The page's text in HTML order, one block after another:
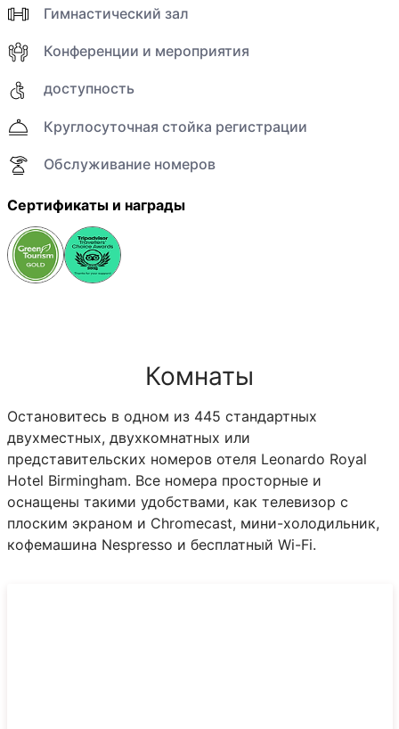
Гимнастический зал
Конференции и мероприятия
доступность
Круглосуточная стойка регистрации
Обслуживание номеров
Сертификаты и награды
Комнаты
Остановитесь в одном из 445 стандартных
двухместных, двухкомнатных или
представительских номеров отеля Leonardo Royal
Hotel Birmingham. Все номера просторные и
оснащены такими удобствами, как телевизор с
плоским экраном и Chromecast, мини-холодильник,
кофемашина Nespresso и бесплатный Wi-Fi.